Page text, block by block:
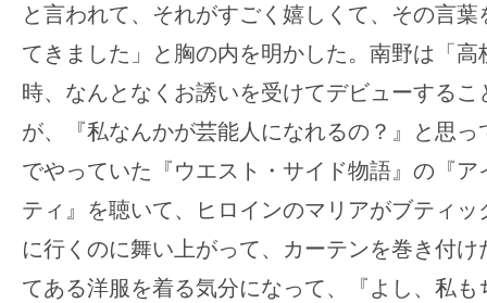
と言われて、それがすごく嬉しくて、その言
てきました」と胸の内を明かした。南野は「
時、なんとなくお誘いを受けてデビューする
が、『私なんかが芸能人になれるの？』と思
でやっていた『ウエスト・サイド物語』の『
ティ』を聴いて、ヒロインのマリアがブティ
に行くのに舞い上がって、カーテンを巻き付
てある洋服を着る気分になって、『よし、私